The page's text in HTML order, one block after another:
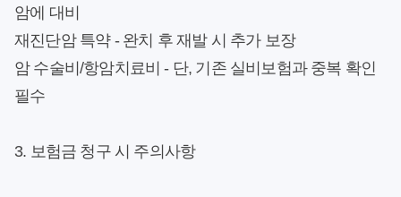
암에 대비
재진단암 특약- 완치 후 재발 시 추가 보장
암 수술비/항암치료비 - 단, 기존 실비보험과 중복 확인
필수
3. 보험금 청구 시 주의사항